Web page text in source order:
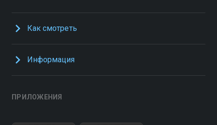
Как смотреть
Информация
ПРИЛОЖЕНИЯ